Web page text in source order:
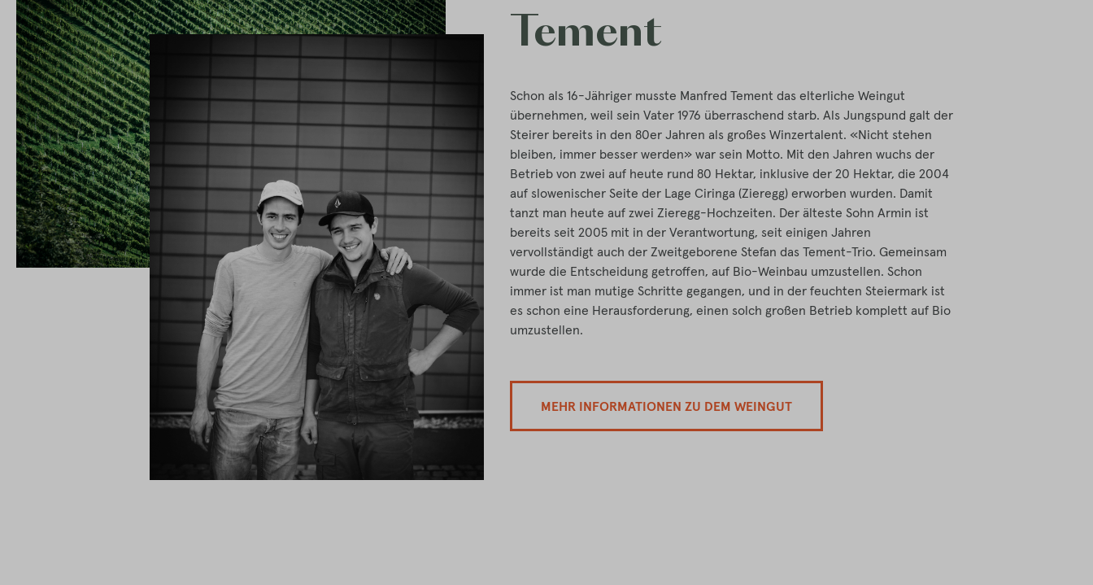
Tement
Schon als 16-Jähriger musste Manfred Tement das elterliche Weingut
übernehmen, weil sein Vater 1976 überraschend starb. Als Jungspund galt der
Steirer bereits in den 80er Jahren als großes Winzertalent. «Nicht stehen
bleiben, immer besser werden» war sein Motto. Mit den Jahren wuchs der
Betrieb von zwei auf heute rund 80 Hektar, inklusive der 20 Hektar, die 2004
auf slowenischer Seite der Lage Ciringa (Zieregg) erworben wurden. Damit
tanzt man heute auf zwei Zieregg-Hochzeiten. Der älteste Sohn Armin ist
bereits seit 2005 mit in der Verantwortung, seit einigen Jahren
vervollständigt auch der Zweitgeborene Stefan das Tement-Trio. Gemeinsam
wurde die Entscheidung getroffen, auf Bio-Weinbau umzustellen. Schon
immer ist man mutige Schritte gegangen, und in der feuchten Steiermark ist
es schon eine Herausforderung, einen solch großen Betrieb komplett auf Bio
umzustellen.
MEHR INFORMATIONEN ZU DEM WEINGUT